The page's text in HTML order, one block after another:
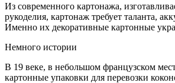
Из современного картонажа,
рукоделия, картонаж требует таланта,
Именно их декоративные картонные
Немного истории
В 19 веке, в небольшом французском
картонные упаковки для перевозки